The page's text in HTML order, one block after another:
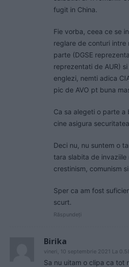
fugit in China.
Fie vorba, ceea ce se
reglare de conturi intre
parte (DGSE
reprezentati de AUR) si
englezi, nemti adica
pic de AVO pt buna
Ca sa alegeti o parte
cine asigura
Deci nu, nu suntem o
tara slabita de invaziile
crestinism, comunism
Sper ca am fost
scurt.
Răspundeți
Birika
vineri, 10 septembrie 2021 La
Sa nu uitam o clipa ca tot